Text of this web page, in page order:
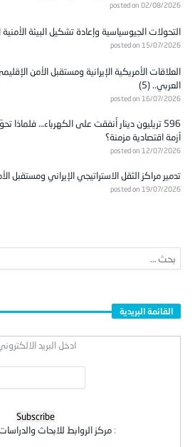
posted on 02/08/2026
التحولات الجيوسياسية وإعادة تشكيل البيئة الأمنية
posted on 15/07/2026
العلاقات الأمريكية الإيرانية ومستقبل الأمن
العربي.. (5)
posted on 16/07/2026
596 تريليون دينار أُنفقت على الكهرباء… فلماذا
أزمة اقتصادية مزمنة؟
posted on 12/07/2026
تدمير مراكز الثقل الاستراتيجي الإيراني ومستقبل
posted on 19/07/2026
القائمة البريدية
ادخل البريد
: مركز الروابط للابحاث والدراسات